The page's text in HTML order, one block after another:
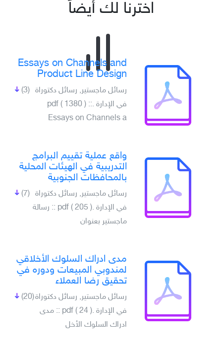
اخترنا لك أيضاً
Essays on Channels and
Product Line Design
(3) رسائل ماجستير, رسائل دكتوراة
في الإدارة .pdf ( 1380 ) ::
Essays on Channels a
واقع عملية تقييم البرامج
التدريبية في الهيئات المحلية
بالمحافظات الجنوبية
(7) رسائل ماجستير, رسائل دكتوراة
في الإدارة .pdf ( 205 ) :: رسالة
ماجستير بعنوان
مدى ادراك السلوك الأخلاقي
لمندوبي المبيعات ودوره في
تحقيق رضا العملاء
(20)رسائل ماجستير, رسائل دكتوراة
في الإدارة .pdf ( 24 ) :: مدى
ادراك السلوك الأخل